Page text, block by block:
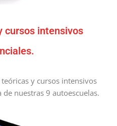
cursos intensivos
y cursos intensivos
nuestras 9 autoescuelas.